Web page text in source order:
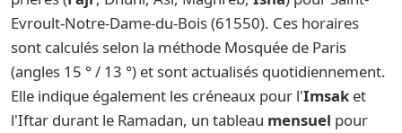
Evroult-Notre-Dame-du-Bois (61550). Ces horaires
sont calculés selon la méthode Mosquée de Paris
(angles 15 ° / 13 °) et sont actualisés quotidiennement.
Elle indique également les créneaux pour l'Imsak et
l'Iftar durant le Ramadan, un tableau mensuel pour